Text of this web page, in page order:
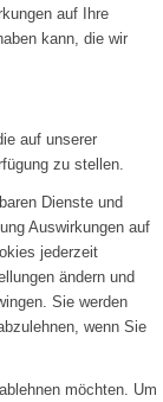
auf Ihre
kann, die wir
auf unserer
zu stellen.
Dienste und
Auswirkungen auf
jederzeit
ändern und
Sie werden
wenn Sie
möchten. Um